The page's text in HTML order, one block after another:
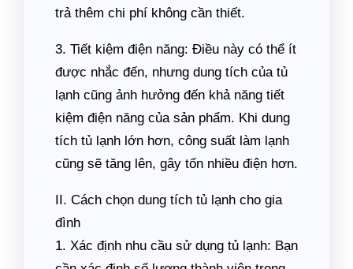
trả thêm chi phí không cần thiết.
3. Tiết kiệm điện năng: Điều này có thể ít
được nhắc đến, nhưng dung tích của tủ
lạnh cũng ảnh hưởng đến khả năng tiết
kiệm điện năng của sản phẩm. Khi dung
tích tủ lạnh lớn hơn, công suất làm lạnh
cũng sẽ tăng lên, gây tốn nhiều điện hơn.
II. Cách chọn dung tích tủ lạnh cho gia
đình
1. Xác định nhu cầu sử dụng tủ lạnh: Bạn